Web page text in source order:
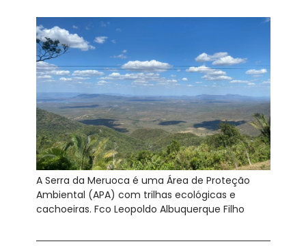
A Serra da Meruoca é uma Área de Proteção
Ambiental (APA) com trilhas ecológicas e
cachoeiras. Fco Leopoldo Albuquerque Filho